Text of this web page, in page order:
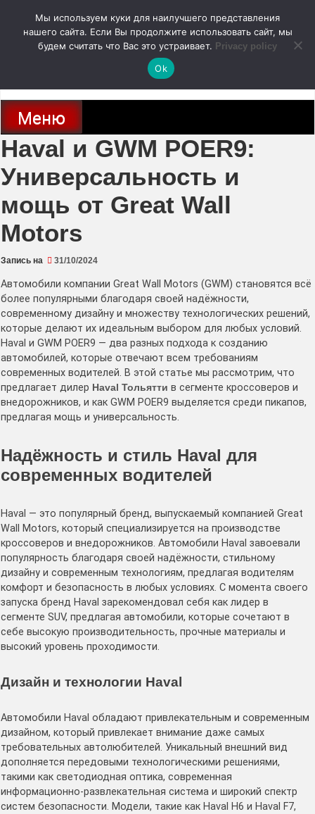
содержимому
autodoc24.ru
Новости про современные автомобили и не только, новинки зарубежного
и отечественного автопрома
Меню
Haval и GWM POER9:
Универсальность и
мощь от Great Wall
Motors
Запись на 31/10/2024
Автомобили компании Great Wall Motors (GWM) становятся всё
более популярными благодаря своей надёжности,
современному дизайну и множеству технологических решений,
которые делают их идеальным выбором для любых условий.
Haval и GWM POER9 — два разных подхода к созданию
автомобилей, которые отвечают всем требованиям
современных водителей. В этой статье мы рассмотрим, что
предлагает дилер Haval Тольятти в сегменте кроссоверов и
внедорожников, и как GWM POER9 выделяется среди пикапов,
предлагая мощь и универсальность.
Надёжность и стиль Haval для
современных водителей
Haval — это популярный бренд, выпускаемый компанией Great
Wall Motors, который специализируется на производстве
кроссоверов и внедорожников. Автомобили Haval завоевали
популярность благодаря своей надёжности, стильному
дизайну и современным технологиям, предлагая водителям
комфорт и безопасность в любых условиях. С момента своего
запуска бренд Haval зарекомендовал себя как лидер в
сегменте SUV, предлагая автомобили, которые сочетают в
себе высокую производительность, прочные материалы и
высокий уровень проходимости.
Дизайн и технологии Haval
Автомобили Haval обладают привлекательным и современным
дизайном, который привлекает внимание даже самых
требовательных автолюбителей. Уникальный внешний вид
дополняется передовыми технологическими решениями,
такими как светодиодная оптика, современная
информационно-развлекательная система и широкий спектр
систем безопасности. Модели, такие как Haval H6 и Haval F7,
Мы используем куки для наилучшего представления
нашего сайта. Если Вы продолжите использовать сайт, мы
будем считать что Вас это устраивает. Privacy policy
Ok